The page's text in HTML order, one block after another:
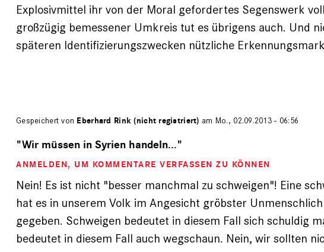
Explosivmittel ihr von der Moral gefordertes Segenswerk
großzügig bemessener Umkreis tut es übrigens auch. Und
späteren Identifizierungszwecken nützliche
Gespeichert von Eberhard Rink (nicht registriert) am Mo., 02.09.2013 - 06:56
"Wir müssen in Syrien handeln..."
ANMELDEN, UM KOMMENTARE VERFASSEN ZU KÖNNEN
Nein! Es ist nicht "besser manchmal zu schweigen"! Eine
hat es in unserem Volk im Angesicht gröbster
gegeben. Schweigen bedeutet in diesem Fall sich schuldig
bedeutet in diesem Fall auch wegschaun. Nein, wir sollten